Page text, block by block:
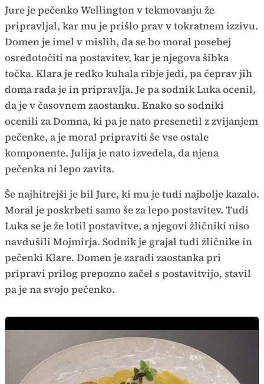
Jure je pečenko Wellington v tekmovanju že
pripravljal, kar mu je prišlo prav v tokratnem izzivu.
Domen je imel v mislih, da se bo moral posebej
osredotočiti na postavitev, kar je njegova šibka
točka. Klara je redko kuhala ribje jedi, pa čeprav jih
doma rada je in pripravlja. Je pa sodnik Luka ocenil,
da je v časovnem zaostanku. Enako so sodniki
ocenili za Domna, ki pa je nato presenetil z zvijanjem
pečenke, a je moral pripraviti še vse ostale
komponente. Julija je nato izvedela, da njena
pečenka ni lepo zavita.
Še najhitrejši je bil Jure, ki mu je tudi najbolje kazalo.
Moral je poskrbeti samo še za lepo postavitev. Tudi
Luka se je že lotil postavitve, a njegovi žličniki niso
navdušili Mojmirja. Sodnik je grajal tudi žličnike in
pečenki Klare. Domen je zaradi zaostanka pri
pripravi prilog prepozno začel s postavitvijo, stavil
pa je na svojo pečenko.